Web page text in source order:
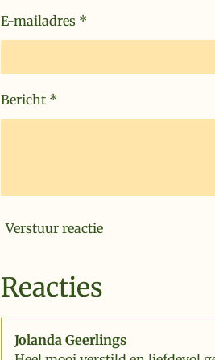
E-mailadres *
Bericht *
Verstuur reactie
Reacties
Jolanda Geerlings